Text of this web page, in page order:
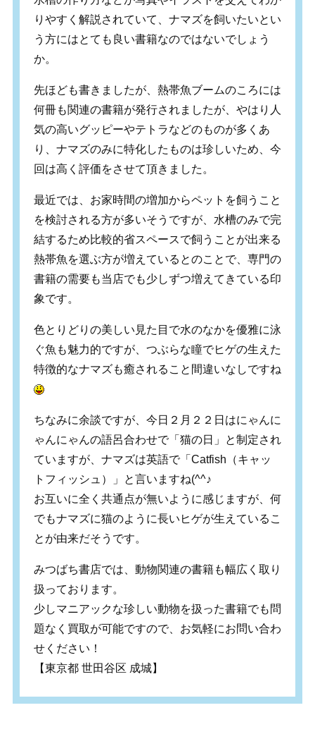
りやすく解説されていて、ナマズを飼いたいとい
う方にはとても良い書籍なのではないでしょう
か。
先ほども書きましたが、熱帯魚ブームのころには
何冊も関連の書籍が発行されましたが、やはり人
気の高いグッピーやテトラなどのものが多くあ
り、ナマズのみに特化したものは珍しいため、今
回は高く評価をさせて頂きました。
最近では、お家時間の増加からペットを飼うこと
を検討される方が多いそうですが、水槽のみで完
結するため比較的省スペースで飼うことが出来る
熱帯魚を選ぶ方が増えているとのことで、専門の
書籍の需要も当店でも少しずつ増えてきている印
象です。
色とりどりの美しい見た目で水のなかを優雅に泳
ぐ魚も魅力的ですが、つぶらな瞳でヒゲの生えた
特徴的なナマズも癒されること間違いなしですね
ちなみに余談ですが、今日２月２２日はにゃんに
ゃんにゃんの語呂合わせで「猫の日」と制定され
ていますが、ナマズは英語で「Catfish（キャッ
トフィッシュ）」と言いますね(^^♪
お互いに全く共通点が無いように感じますが、何
でもナマズに猫のように長いヒゲが生えているこ
とが由来だそうです。
みつばち書店では、動物関連の書籍も幅広く取り
扱っております。
少しマニアックな珍しい動物を扱った書籍でも問
題なく買取が可能ですので、お気軽にお問い合わ
せください！
【東京都 世田谷区 成城】